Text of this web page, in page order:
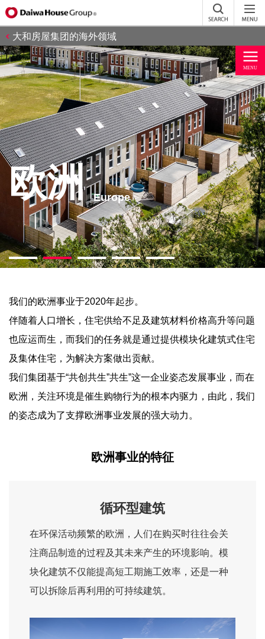
大和房屋集团的海外领域
欧洲 Europe
我们的欧洲事业于2020年起步。
伴随着人口增长，住宅供给不足及建筑材料价格高升等问题
也应运而生，而我们的任务就是通过提供模块化建筑式住宅
及集体住宅，为解决方案做出贡献。
我们集团基于“共创共生”共生”这一企业姿态发展事业，而在
欧洲，关注环境是催生购物行为的根本内驱力，由此，我们
的姿态成为了支撑欧洲事业发展的强大动力。
欧洲事业的特征
循环型建筑
在环保活动频繁的欧洲，人们在购买时往往会关
注商品制造的过程及其未来产生的环境影响。模
块化建筑不仅能提高短工期施工效率，还是一种
可以拆除后再利用的可持续建筑。